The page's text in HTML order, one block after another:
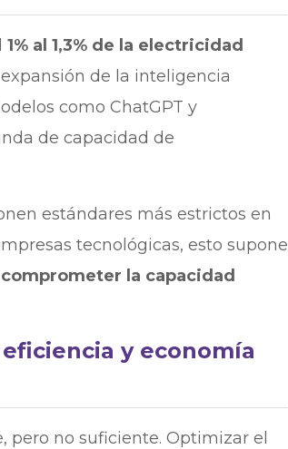
1% al 1,3% de la electricidad
de la inteligencia
como ChatGPT y
de capacidad de
estándares más estrictos en
tecnológicas, esto supone
la capacidad
y economía
pero no suficiente. Optimizar el